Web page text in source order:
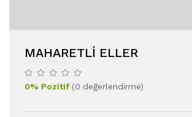
MAHARETLI ELLER
0% Pozitif(0 değerlendirme)